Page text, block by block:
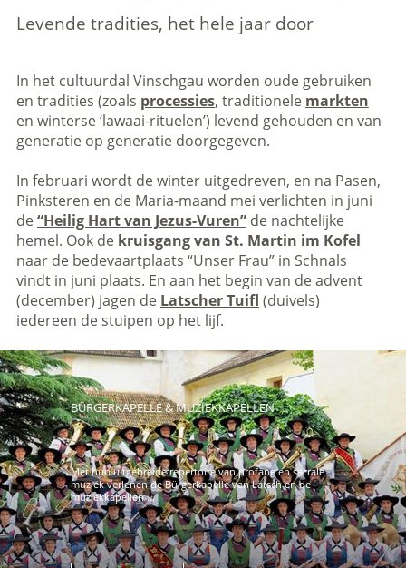
Levende tradities, het hele jaar door
In het cultuurdal Vinschgau worden oude gebruiken
en tradities (zoals processies, traditionele markten
en winterse ‘lawaai-rituelen’) levend gehouden en van
generatie op generatie doorgegeven.
In februari wordt de winter uitgedreven, en na Pasen,
Pinksteren en de Maria-maand mei verlichten in juni
de“Heilig Hart van Jezus-Vuren”de nachtelijke
hemel. Ook de kruisgang van St. Martin im Kofel
naar de bedevaartplaats “Unser Frau” in Schnals
vindt in juni plaats. En aan het begin van de advent
(december) jagen de Latscher Tuifl (duivels)
iedereen de stuipen op het lijf.
BÜRGERKAPELLE & MUZIEKKAPELLEN
Met hun uitgebreide repertoire van profane en sacrale
muziek verlenen de Bürgerkapelle van Latsch en de
muziekkapellen ...